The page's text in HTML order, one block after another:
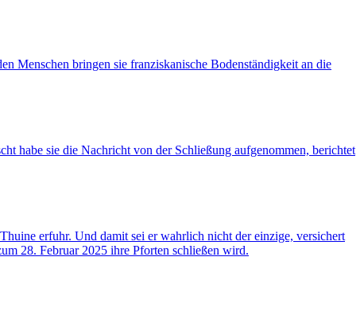
Menschen bringen sie franziskanische Bodenständigkeit an die
habe sie die Nachricht von der Schließung aufgenommen, berichtet
erfuhr. Und damit sei er wahrlich nicht der einzige, versichert
28. Februar 2025 ihre Pforten schließen wird.